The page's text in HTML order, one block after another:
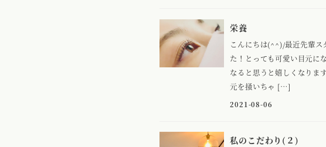
栄養
こんにちは(^^)/最近先輩ス
た！とっても可愛い目元に
なると思うと嬉しくなり
元を掻いちゃ […]
2021-08-06
私のこだわり(２)